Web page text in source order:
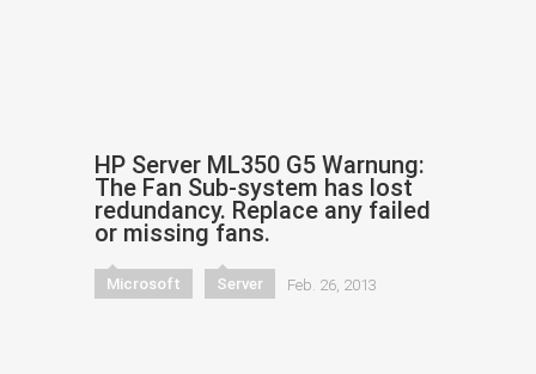
HP Server ML350 G5 Warnung:
The Fan Sub-system has lost
redundancy. Replace any failed
or missing fans.
Microsoft Server Feb. 26, 2013